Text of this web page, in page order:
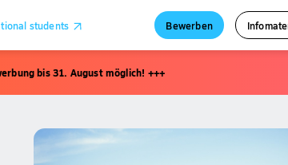
students Bewerben
bis 31. August möglich! +++